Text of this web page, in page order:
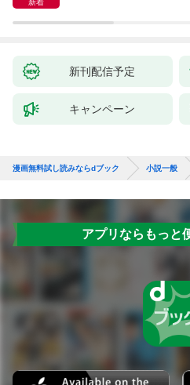
新着
新刊配信予定
キャンペーン
漫画無料試し読みならdブック 小説一般
アプリならもっと